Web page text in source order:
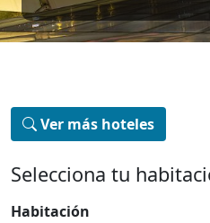
Ver más hoteles
Selecciona tu
Habitación